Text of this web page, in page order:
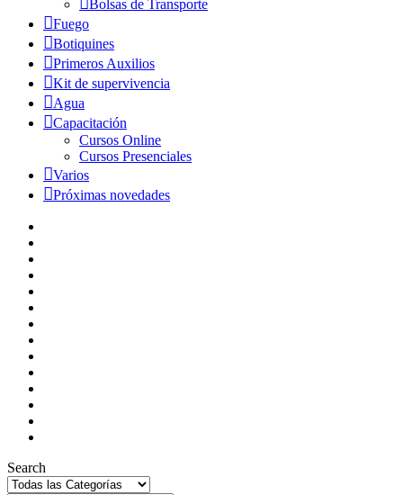
Bolsas de Transporte
Fuego
Botiquines
Primeros Auxilios
Kit de supervivencia
Agua
Capacitación
Cursos Online
Cursos Presenciales
Varios
Próximas novedades
Search